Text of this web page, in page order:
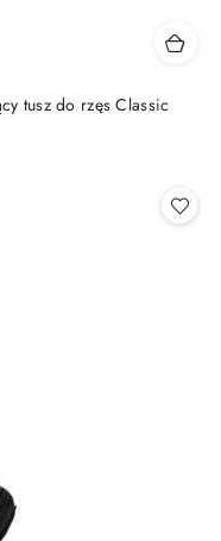
tusz do rzęs Classic